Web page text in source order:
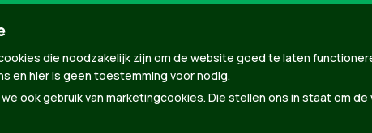
die noodzakelijk zijn om de website goed te laten
en hier is geen toestemming voor nodig.
ook gebruik van marketingcookies. Die stellen ons in staat om